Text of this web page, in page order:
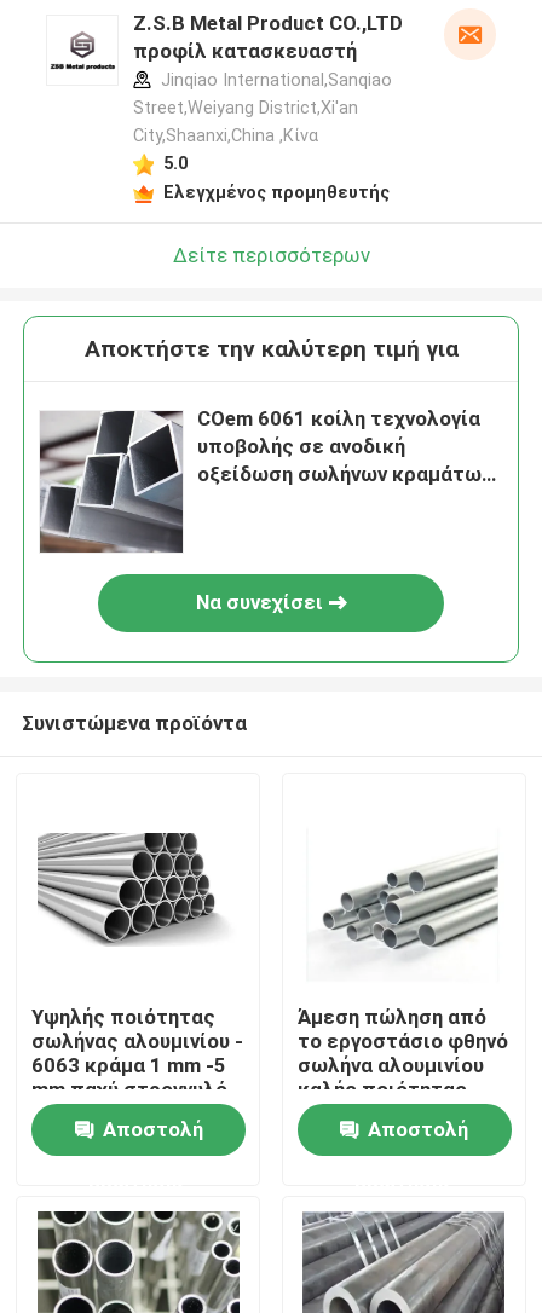
Σπίτι
Προϊόντα
βίντεο
Z.S.B Metal Product CO.,LTD
προφίλ κατασκευαστή
Jinqiao International,Sanqiao
Street,Weiyang District,Xi'an
City,Shaanxi,China ,Κίνα
5.0
Ελεγχμένος προμηθευτής
Δείτε περισσότερων
Αποκτήστε την καλύτερη τιμή για
COem 6061 κοίλη τεχνολογία
υποβολής σε ανοδική
οξείδωση σωλήνων κραμάτων
Να συνεχίσει
Συνιστώμενα προϊόντα
Υψηλής ποιότητας
σωλήνας αλουμινίου -
6063 κράμα 1 mm -5
mm παχύ στρογγυλό
σωλήνα αλουμινίου
στρογγυλό για την
κατασκευή κτιρίων
Αποστολή
Άμεση πώληση από
το εργοστάσιο φθηνό
σωλήνα αλουμινίου
καλής ποιότητας
στρογγυλό 3003
Series για εξωτερική
χρήση
Αποστολή